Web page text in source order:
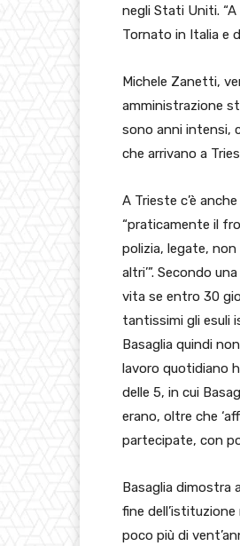
negli Stati Uniti.
Tornato in Italia e
Michele Zanetti,
amministrazione
sono anni intensi,
che arrivano a
A Trieste c’è
“praticamente il
polizia, legate,
altri’”. Secondo
vita se entro 30
tantissimi gli esuli
Basaglia quindi
lavoro quotidiano
delle 5, in cui
erano, oltre che
partecipate, con
Basaglia dimostra
fine
poco più di